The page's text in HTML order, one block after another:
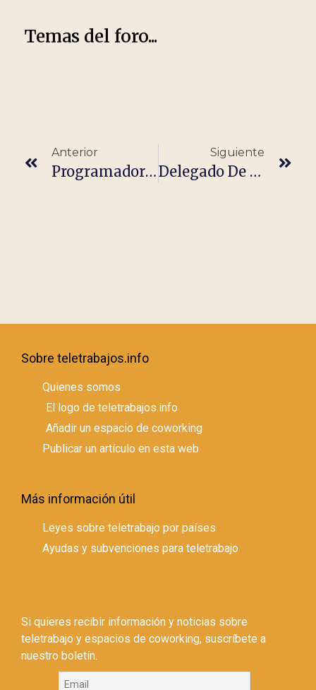
Temas del foro...
Anterior
Programador Full Stack (React + Node)
Siguiente
Delegado De Campo
Sobre teletrabajos.info
Quienes somos
El logo de teletrabajos.info
Añadir un espacio de coworking
Publicar un artículo en esta web
Más información útil
Leyes sobre teletrabajo por países
Ayudas y subvenciones para teletrabajo
Si quieres recibir información y noticias sobre
teletrabajo y espacios de coworking, suscríbete a
nuestro boletín.